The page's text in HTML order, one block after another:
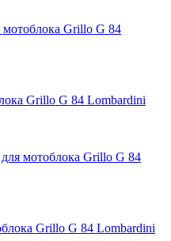
мотоблока Grillo G 84
Grillo G 84 Lombardini
мотоблока Grillo G 84
Grillo G 84 Lombardini